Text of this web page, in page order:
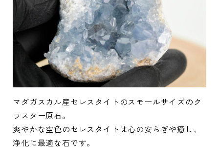
マダガスカル産セレスタイトのスモールサイズのク
ラスター原石。
爽やかな空色のセレスタイトは心の安らぎや癒し、
浄化に最適な石です。